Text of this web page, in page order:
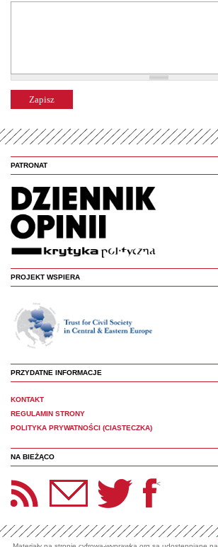
PATRONAT
PROJEKT WSPIERA
PRZYDATNE INFORMACJE
KONTAKT
REGULAMIN STRONY
POLITYKA PRYWATNOŚCI (CIASTECZKA)
NA BIEŻĄCO
Panoptyka Facebook <